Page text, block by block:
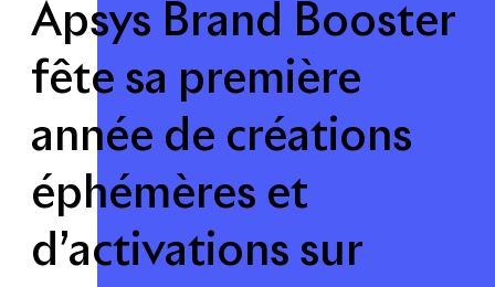
Apsys Brand Booster
fête sa première
année de créations
éphémères et
d’activations sur